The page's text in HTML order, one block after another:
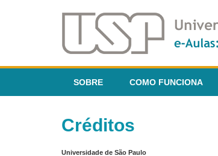
SOBRE COMO FUNCIONA
Créditos
Universidade de São Paulo